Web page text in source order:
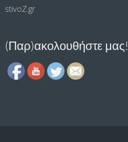
stivoΖ.gr
(Παρ)ακολουθήστε μας!